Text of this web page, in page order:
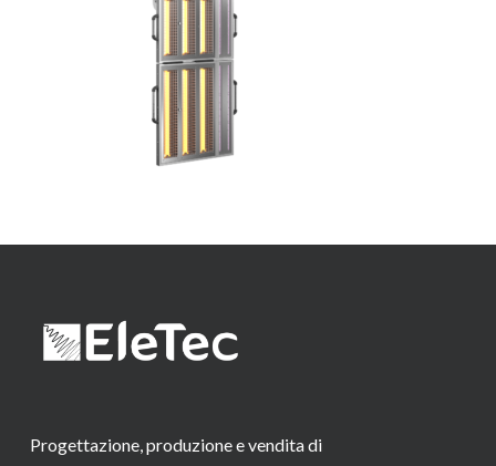
Progettazione, produzione e vendita di